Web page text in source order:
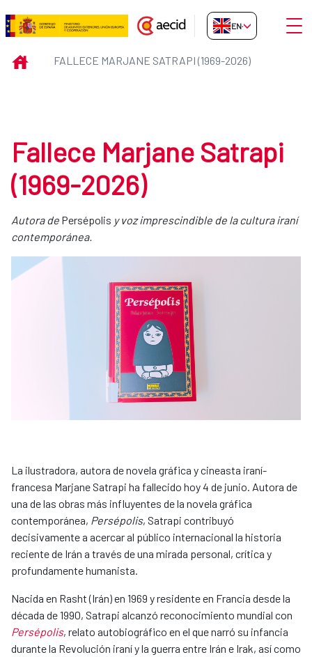
Skip to Main Content
Fallece Marjane Satrapi (1969-
EN-GB
INICIOFALLECE MARJANE SATRAPI (1969-2026)
Fallece Marjane Satrapi
(1969-2026)
Autora de Persépolis y voz imprescindible de la cultura iraní
contemporánea.
La ilustradora, autora de novela gráfica y cineasta iraní-
francesa Marjane Satrapi ha fallecido hoy 4 de junio. Autora de
una de las obras más influyentes de la novela gráfica
contemporánea, Persépolis, Satrapi contribuyó
decisivamente a acercar al público internacional la historia
reciente de Irán a través de una mirada personal, crítica y
profundamente humanista.
Nacida en Rasht (Irán) en 1969 y residente en Francia desde la
década de 1990, Satrapi alcanzó reconocimiento mundial con
Persépolis, relato autobiográfico en el que narró su infancia
durante la Revolución iraní y la guerra entre Irán e Irak, así como